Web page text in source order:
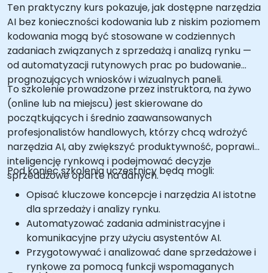
Ten praktyczny kurs pokazuje, jak dostępne narzędzia
AI bez konieczności kodowania lub z niskim poziomem
kodowania mogą być stosowane w codziennych
zadaniach związanych z sprzedażą i analizą rynku —
od automatyzacji rutynowych prac po budowanie
prognozujących wniosków i wizualnych paneli.
To szkolenie prowadzone przez instruktora, na żywo
(online lub na miejscu) jest skierowane do
początkujących i średnio zaawansowanych
profesjonalistów handlowych, którzy chcą wdrożyć
narzędzia AI, aby zwiększyć produktywność, poprawić
inteligencję rynkową i podejmować decyzje
sprzedażowe oparte na danych.
Pod koniec szkolenia uczestnicy będą mogli:
Opisać kluczowe koncepcje i narzędzia AI istotne
dla sprzedaży i analizy rynku.
Automatyzować zadania administracyjne i
komunikacyjne przy użyciu asystentów AI.
Przygotowywać i analizować dane sprzedażowe i
rynkowe za pomocą funkcji wspomaganych